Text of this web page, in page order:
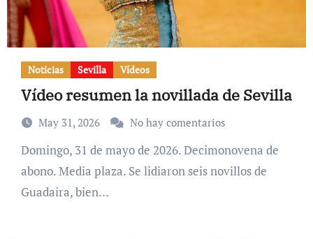
Noticias Sevilla Vídeos
Vídeo resumen la novillada de Sevilla
May 31, 2026 No hay comentarios
Domingo, 31 de mayo de 2026. Decimonovena de
abono. Media plaza. Se lidiaron seis novillos de
Guadaira, bien…